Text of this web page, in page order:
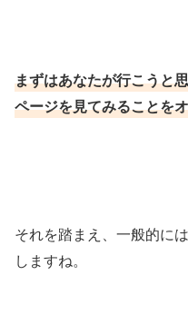
まずはあなたが行こうと
ページを見てみることを
それを踏まえ、一般的に
しますね。